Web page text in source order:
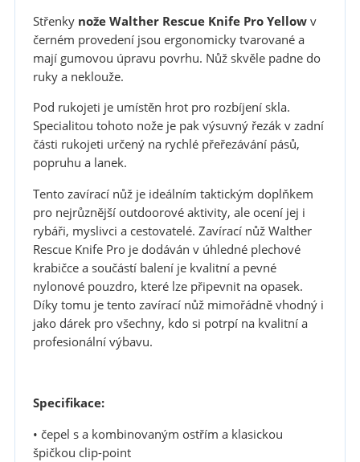
Střenky nože Walther Rescue Knife Pro Yellowv
černém provedení jsou ergonomicky tvarované a
mají gumovou úpravu povrhu. Nůž skvěle padne do
ruky a neklouže.
Pod rukojeti je umístěn hrot pro rozbíjení skla.
Specialitou tohoto nože je pak výsuvný řezák v zadní
části rukojeti určený na rychlé přeřezávání pásů,
popruhu a lanek.
Tento zavírací nůž je ideálním taktickým doplňkem
pro nejrůznější outdoorové aktivity, ale ocení jej i
rybáři, myslivci a cestovatelé. Zavírací nůž Walther
Rescue Knife Pro je dodáván v úhledné plechové
krabičce a součástí balení je kvalitní a pevné
nylonové pouzdro, které lze připevnit na opasek.
Díky tomu je tento zavírací nůž mimořádně vhodný i
jako dárek pro všechny, kdo si potrpí na kvalitní a
profesionální výbavu.
Specifikace:
• čepel s a kombinovaným ostřím a klasickou
špičkou clip-point